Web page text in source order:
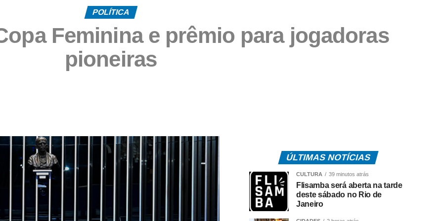
POLÍTICA
Feminina e prêmio para jogadoras
pioneiras
ÚLTIMAS NOTÍCIAS
CULTURA 39 minutos atrás
Flisamba será aberta na tarde
deste sábado no Rio de
Janeiro